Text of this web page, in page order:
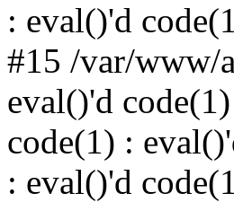
: eval()'d
#15 /var/www/
eval()'d
code(1) :
: eval()'d